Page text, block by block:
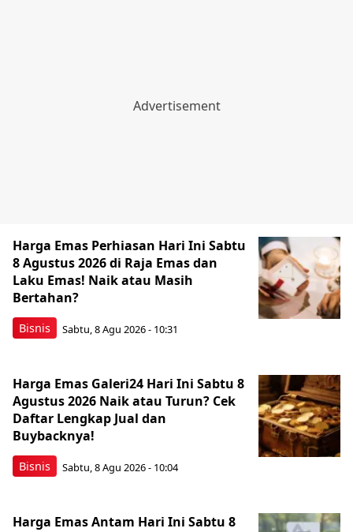
Bisnis
Harga Emas Perhiasan Hari Ini Sabtu
8 Agustus 2026 di Raja Emas dan
Laku Emas! Naik atau Masih
Bertahan?
Sabtu, 8 Agu 2026 - 10:31
Bisnis
Harga Emas Galeri24 Hari Ini Sabtu 8
Agustus 2026 Naik atau Turun? Cek
Daftar Lengkap Jual dan
Buybacknya!
Sabtu, 8 Agu 2026 - 10:04
Harga Emas Antam Hari Ini Sabtu 8